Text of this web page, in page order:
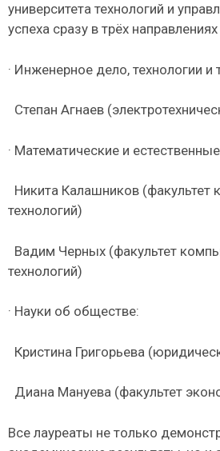
университета технологий и
успеха сразу в трёх
· Инженерное дело, технологии и
Степан Агнаев
· Математические и
Никита Калашников (факультет
технологий)
Вадим Черных (факультет
технологий)
· Науки об обществе:
Кристина Григорьева
Диана Мануева (факультет
Все лауреаты не только